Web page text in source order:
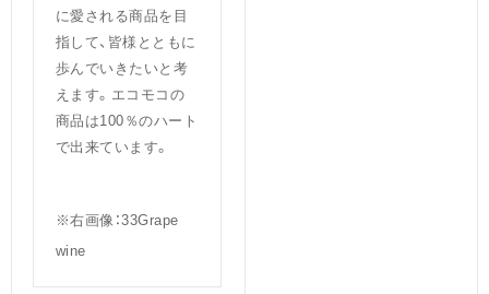
に愛される商品を目
指して、皆様とともに
歩んでいきたいと考
えます。エコモコの
商品は100％のハート
で出来ています。
※右画像：33Grape
wine